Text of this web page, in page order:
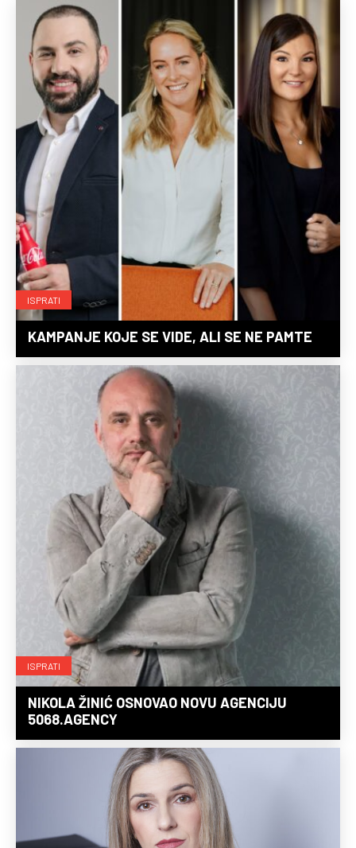
ISPRATI
KAMPANJE KOJE SE VIDE, ALI SE NE PAMTE
ISPRATI
NIKOLA ŽINIĆ OSNOVAO NOVU AGENCIJU
5068.AGENCY